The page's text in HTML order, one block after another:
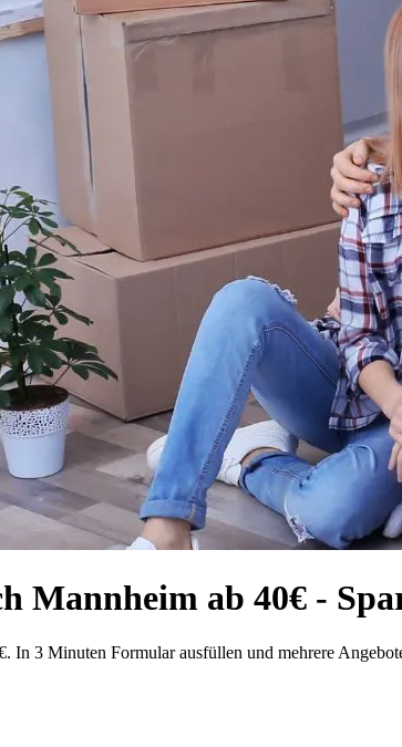
Mannheim ab 40€ -
3 Minuten Formular ausfüllen und mehrere